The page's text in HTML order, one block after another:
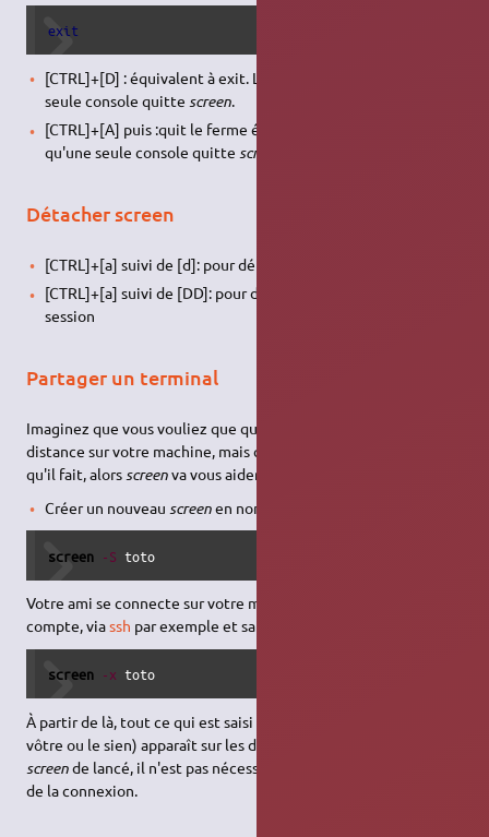
exit
[CTRL]+[D] : équivalent à exit. Lorsqu’il n’y a plus qu’une
seule console quitte screen.
[CTRL]+[A] puis :quit le ferme également. Lorsqu'il n'y a plus
qu'une seule console quitte screen
Détacher screen
[CTRL]+[a] suivi de [d]: pour détacher
[CTRL]+[a] suivi de [DD]: pour détacher
session
Partager un terminal
Imaginez que vous vouliez que quelqu'un fasse quelque chose à
distance sur votre machine, mais que vous souhaiteriez voir ce
qu'il fait, alorsscreenva vous aider :)
Créer un nouveau screenen nommant la session :
screen -S toto
Votre ami se connecte sur votre machine avec le même
compte, viassh par exemple et saisit la commande suivante :
screen -x toto
À partir de là, tout ce qui est saisi dans un des 2 terminaux (le
vôtre ou le sien) apparaît sur les deux. Si il n'y a qu'un seul
screende lancé, il n'est pas nécessaire de préciser son nom lors
de la connexion.